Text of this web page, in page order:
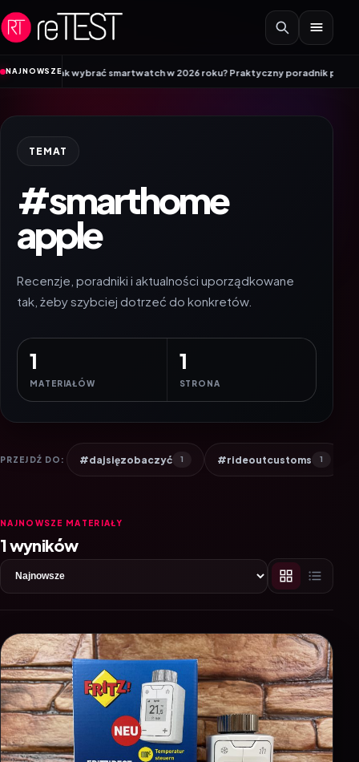
Przejdź do treści
NAJNOWSZE
•Jak wybrać smartwatch w 2026 roku? Praktyczny poradnik przed zakupem
TEMAT
#smarthome
apple
Recenzje, poradniki i aktualności uporządkowane
tak, żeby szybciej dotrzeć do konkretów.
1
MATERIAŁÓW
1
STRONA
PRZEJDŹ DO: #dajsięzobaczyć 1 #rideoutcustoms 1
NAJNOWSZE MATERIAŁY
1 wyników